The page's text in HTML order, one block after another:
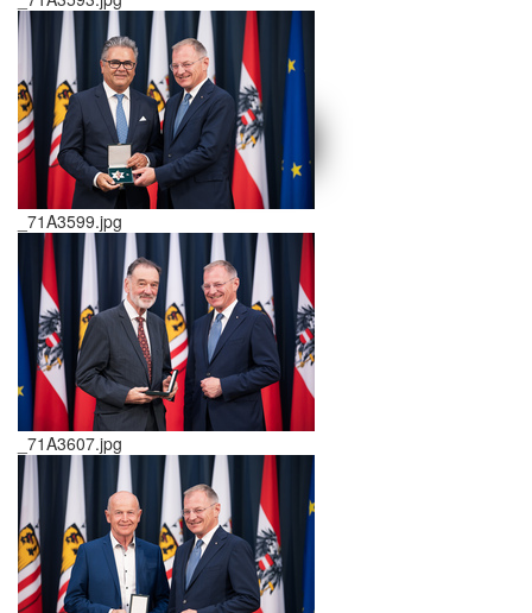
schließen X
<<
>>
_71A3599.jpg
_71A3607.jpg